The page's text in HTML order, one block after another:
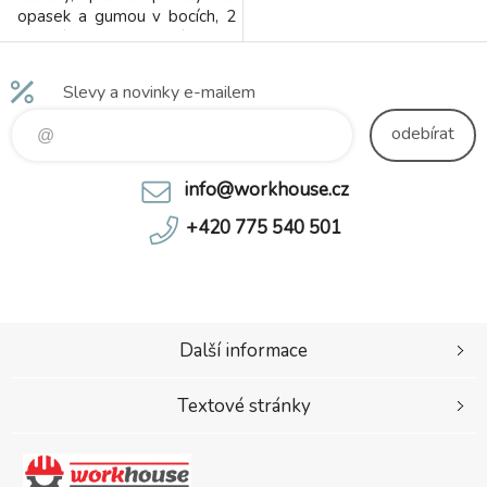
opasek a gumou v bocích, 2
přední kapsy, 2 zadní kapsy,
zapínání na zip, boční
multifunkční kapsy, kolena
zesílena materiálem
CORDURA s možností
spodní část nohavic
vyztužena materiálem
CORDURA, segmentované
logistika, letecká a lodní
Slevy a novinky e-mailem
odebírat
info@workhouse.cz
+420 775 540 501
Další informace
Textové stránky